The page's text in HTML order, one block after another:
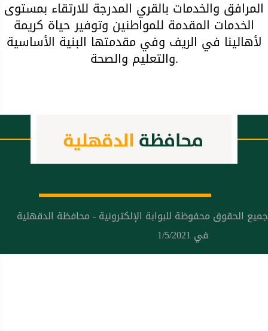
المرافق والخدمات بالقري المدرجة للارتقاء بمستوى
الخدمات المقدمة للمواطنين وتوفير حياة كريمة
لأهالينا في الريف وفي مقدمتها البنية الأساسية
والتعليم والصحة.
جميع الحقوق محفوظة للبوابة الإلكترونية - محافظة الدقهلية
في 1/5/2021